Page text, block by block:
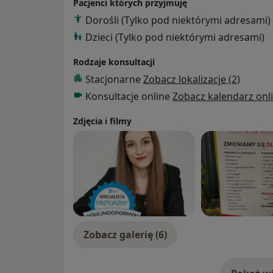
Pacjenci których przyjmuję
Dorośli (Tylko pod niektórymi adresami)
Dzieci (Tylko pod niektórymi adresami)
Rodzaje konsultacji
Stacjonarne Zobacz lokalizacje (2)
Konsultacje online Zobacz kalendarz
Zdjęcia i filmy
Zobacz galerię (6)